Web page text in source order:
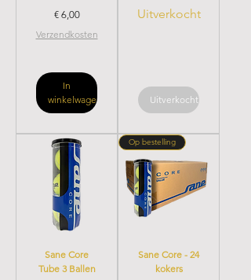
Prijs
€ 6,00
Verzendkosten
In
winkelwagen
Uitverkocht
Uitverkocht
Sane Core
Tube 3 Ballen
Op bestelling
Sane Core - 24
kokers